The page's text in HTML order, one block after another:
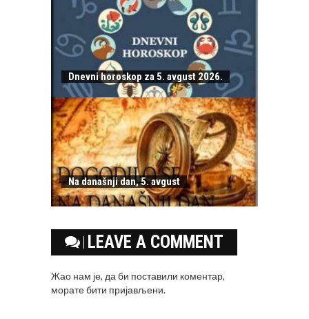
Dnevni horoskop za 5. avgust 2026.
Na današnji dan, 5. avgust
LEAVE A COMMENT
Жао нам је, да би поставили коментар,
моратебити пријављени.